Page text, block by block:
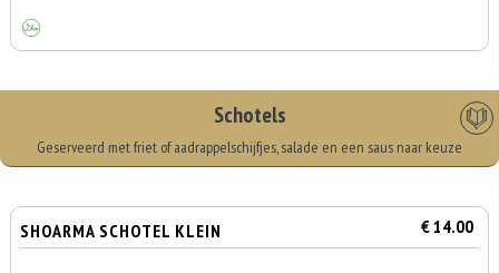
Schotels
Geserveerd met friet of aadrappelschijfjes, salade en een saus naar keuze
SHOARMA SCHOTEL KLEIN € 14.00